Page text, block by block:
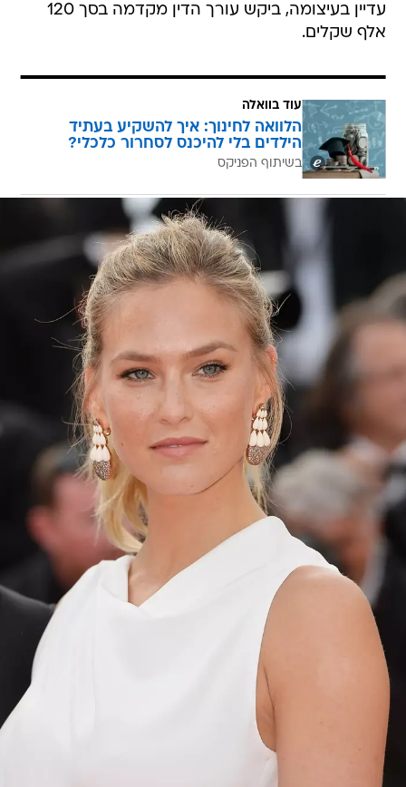
עדיין בעיצומה, ביקש עורך הדין מקדמה בסך 120
אלף שקלים.
עוד בוואלה
הלוואה לחינוך: איך להשקיע בעתיד
הילדים בלי להיכנס לסחרור כלכלי?
בשיתוף הפניקס